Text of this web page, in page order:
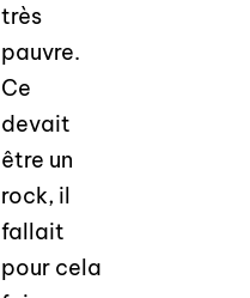
très
pauvre.
Ce
devait
être un
rock, il
fallait
pour cela